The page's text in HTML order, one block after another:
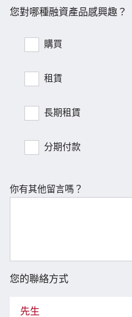
您對哪種融資產品感興趣？
購買
租賃
長期租賃
分期付款
你有其他留言嗎？
您的聯絡方式
先生